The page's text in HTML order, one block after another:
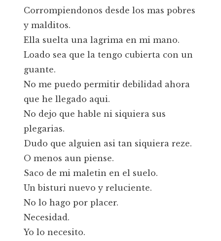
Corrompiendonos desde los mas pobres
y malditos.
Ella suelta una lagrima en mi mano.
Loado sea que la tengo cubierta con un
guante.
No me puedo permitir debilidad ahora
que he llegado aqui.
No dejo que hable ni siquiera sus
plegarias.
Dudo que alguien asi tan siquiera reze.
O menos aun piense.
Saco de mi maletin en el suelo.
Un bisturi nuevo y reluciente.
No lo hago por placer.
Necesidad.
Yo lo necesito.